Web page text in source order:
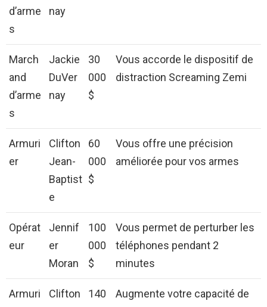
d’arme
s
nay
March
and
d’arme
s
Jackie
DuVer
nay
30
000
$
Vous accorde le dispositif de
distraction Screaming Zemi
Armuri
er
Clifton
Jean-
Baptist
e
60
000
$
Vous offre une précision
améliorée pour vos armes
Opérat
eur
Jennif
er
Moran
100
000
$
Vous permet de perturber les
téléphones pendant 2
minutes
Armuri
Clifton
140
Augmente votre capacité de